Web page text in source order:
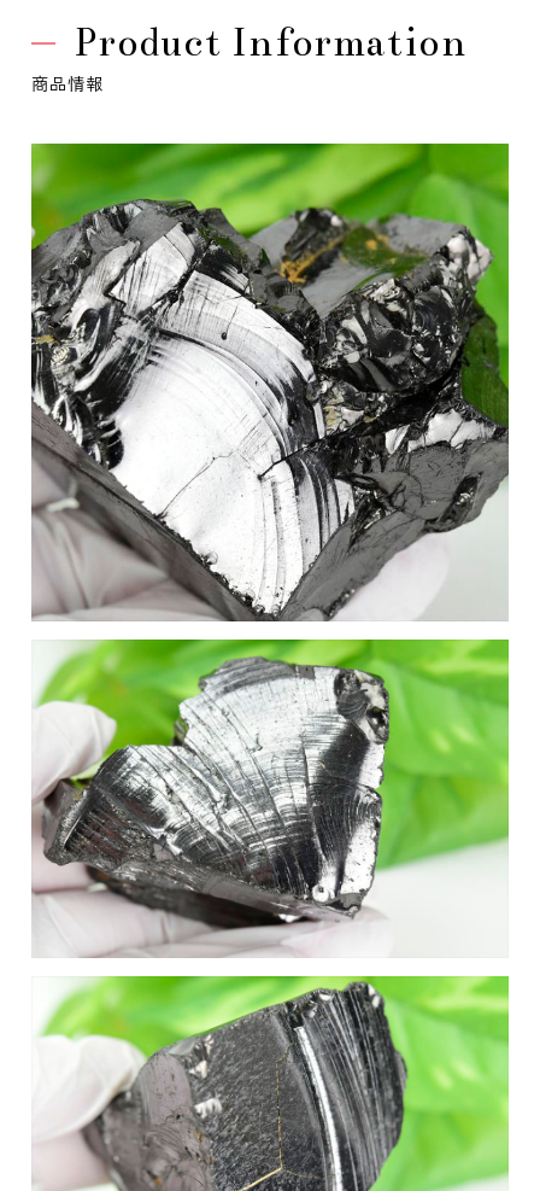
Product Information
商品情報